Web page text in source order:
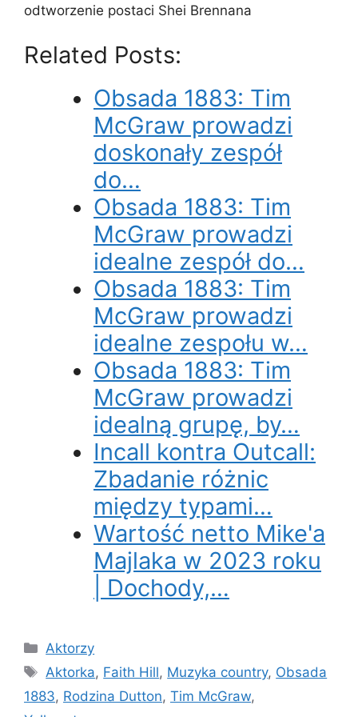
odtworzenie postaci Shei Brennana
Related Posts:
Obsada 1883: Tim
McGraw prowadzi
doskonały zespół
do…
Obsada 1883: Tim
McGraw prowadzi
idealne zespół do…
Obsada 1883: Tim
McGraw prowadzi
idealne zespołu w…
Obsada 1883: Tim
McGraw prowadzi
idealną grupę, by…
Incall kontra Outcall:
Zbadanie różnic
między typami…
Wartość netto Mike'a
Majlaka w 2023 roku
| Dochody,…
Categories
Aktorzy
Tags
Aktorka, Faith Hill, Muzyka country, Obsada
1883, Rodzina Dutton, Tim McGraw,